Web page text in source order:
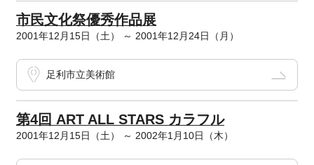
市民文化祭優秀作品展
2001年12月15日（土） ～ 2001年12月24日（月）
足利市立美術館
第4回 ART ALL STARS カラフル
2001年12月15日（土） ～ 2002年1月10日（木）